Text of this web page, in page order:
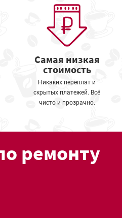
Самая низкая
стоимость
Никаких переплат и
скрытых платежей. Всё
чисто и прозрачно.
ремонту